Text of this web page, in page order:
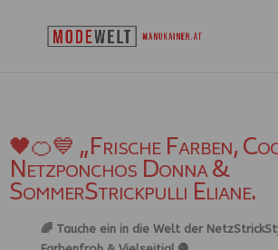
🖤🍊💙 „Frische Farben,
Netzponchos Donna &
SommerStrickpulli Eliane.
🌈 Tauche ein in die Welt der